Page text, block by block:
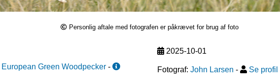
Personlig aftale med fotografen er påkrævet for brug af foto
European Green Woodpecker -
2025-10-01
Fotograf: John Larsen - Se profil